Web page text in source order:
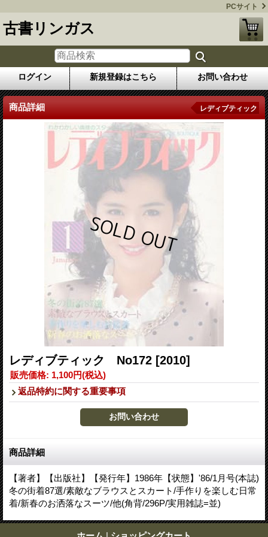
PCサイト
古書リンガス
ログイン 新規登録はこちら お問い合わせ
商品詳細 レディブティック
レディブティック No172 [2010]
販売価格: 1,100円(税込)
返品特約に関する重要事項
商品詳細
【著者】【出版社】【発行年】1986年【状態】'86/1月号(本誌)
冬の街着87選/素敵なブラウスとスカート/手作りを楽しむ日常
着/新春のお洒落なスーツ/他(角背/296P/実用雑誌=並)